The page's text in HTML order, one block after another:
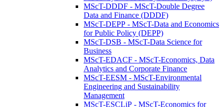
MScT-DDDF - MScT-Double Degree
Data and Finance (DDDF)
MScT-DEPP - MScT-Data and Economics
for Public Policy (DEPP)
MScT-DSB - MScT-Data Science for
Business
MScT-EDACF - MScT-Economics, Data
Analytics and Corporate Finance
MScT-EESM - MScT-Environmental
Engineering and Sustainability
Management
MScT-ESCLiP - MScT-Economics for